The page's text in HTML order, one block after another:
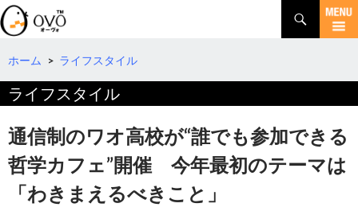
検
索
コ
テ
ツ
へ
移
動
ホーム > ライフスタイル
ライフスタイル
通信制のワオ高校が“誰でも参加できる
哲学カフェ”開催 今年最初のテーマは
「わきまえるべきこと」